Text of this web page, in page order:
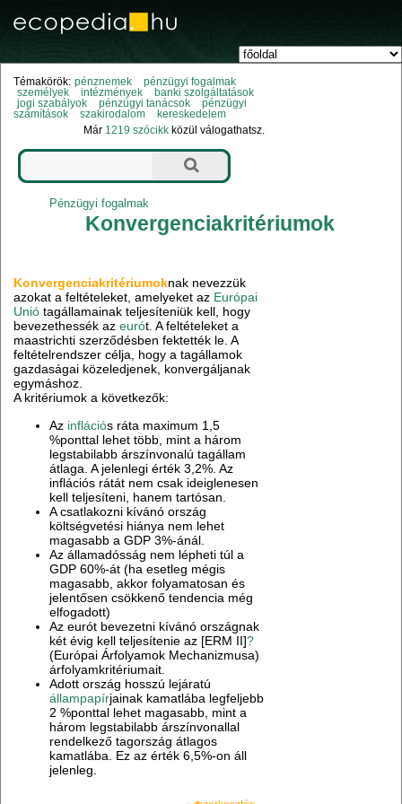
Témakörök: pénznemek
pénzügyi fogalmak
személyek
intézmények
banki szolgáltatások
jogi szabályok
pénzügyi tanácsok
pénzügyi
számítások
szakirodalom
kereskedelem
Már 1219 szócikk közül válogathatsz.
Pénzügyi fogalmak
Konvergenciakritériumok
Konvergenciakritériumoknak nevezzük
azokat a feltételeket, amelyeket az Európai
Unió tagállamainak teljesíteniük kell, hogy
bevezethessék azeurót. A feltételeket a
maastrichti szerződésben fektették le. A
feltételrendszer célja, hogy a tagállamok
gazdaságai közeledjenek, konvergáljanak
egymáshoz.
A kritériumok a következők:
Az inflációs ráta maximum 1,5
%ponttal lehet több, mint a három
legstabilabb árszínvonalú tagállam
átlaga. A jelenlegi érték 3,2%. Az
inflációs rátát nem csak ideiglenesen
kell teljesíteni, hanem tartósan.
A csatlakozni kívánó ország
költségvetési hiánya nem lehet
magasabb a GDP 3%-ánál.
Az államadósság nem lépheti túl a
GDP 60%-át (ha esetleg mégis
magasabb, akkor folyamatosan és
jelentősen csökkenő tendencia még
elfogadott)
Az eurót bevezetni kívánó országnak
két évig kell teljesítenie az [ERM II]?
(Európai Árfolyamok Mechanizmusa)
árfolyamkritériumait.
Adott ország hosszú lejáratú
állampapírjainak kamatlába legfeljebb
2 %ponttal lehet magasabb, mint a
három legstabilabb árszínvonallal
rendelkező tagország átlagos
kamatlába. Ez az érték 6,5%-on áll
jelenleg.